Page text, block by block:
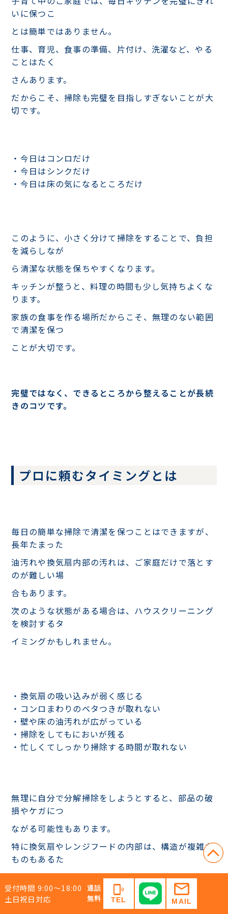
受付時間 9:00〜18:00
土日祝日対応
通話
無料
phonelink_ring
TEL
mail
MAIL
いに保つこ
とは簡単ではありません。
仕事、育児、食事の準備、片付け、洗濯など、やる
ことはたく
さんあります。
だからこそ、掃除も完璧を目指しすぎないことが大
切です。
・今日はコンロだけ
・今日はシンクだけ
・今日は床の気になるところだけ
このように、小さく分けて掃除をすることで、負担
を減らしなが
ら清潔な状態を保ちやすくなります。
キッチンが整うと、料理の時間も少し気持ちよくな
ります。
家族の食事を作る場所だからこそ、無理のない範囲
で清潔を保つ
ことが大切です。
完璧ではなく、できるところから整えることが長続
きのコツです。
プロに頼むタイミングとは
毎日の簡単な掃除で清潔を保つことはできますが、
長年たまった
油汚れや換気扇内部の汚れは、ご家庭だけで落とす
のが難しい場
合もあります。
次のような状態がある場合は、ハウスクリーニング
を検討するタ
イミングかもしれません。
・換気扇の吸い込みが弱く感じる
・コンロまわりのベタつきが取れない
・壁や床の油汚れが広がっている
・掃除をしてもにおいが残る
・忙しくてしっかり掃除する時間が取れない
無理に自分で分解掃除をしようとすると、部品の破
損やケガにつ
ながる可能性もあります。
特に換気扇やレンジフードの内部は、構造が複雑な
ものもあるた
め、不安がある場合は専門業者に相談するのがおす
すめです。
落ちにくい油汚れや換気扇内部の汚れは、無理をせ